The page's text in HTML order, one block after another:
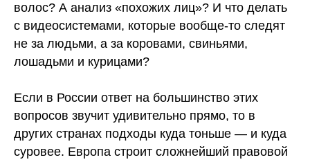
волос? А анализ «похожих лиц»? И что делать
с видеосистемами, которые вообще-то следят
не за людьми, а за коровами, свиньями,
лошадьми и курицами?
Если в России ответ на большинство этих
вопросов звучит удивительно прямо, то в
других странах подходы куда тоньше — и куда
суровее. Европа строит сложнейший правовой